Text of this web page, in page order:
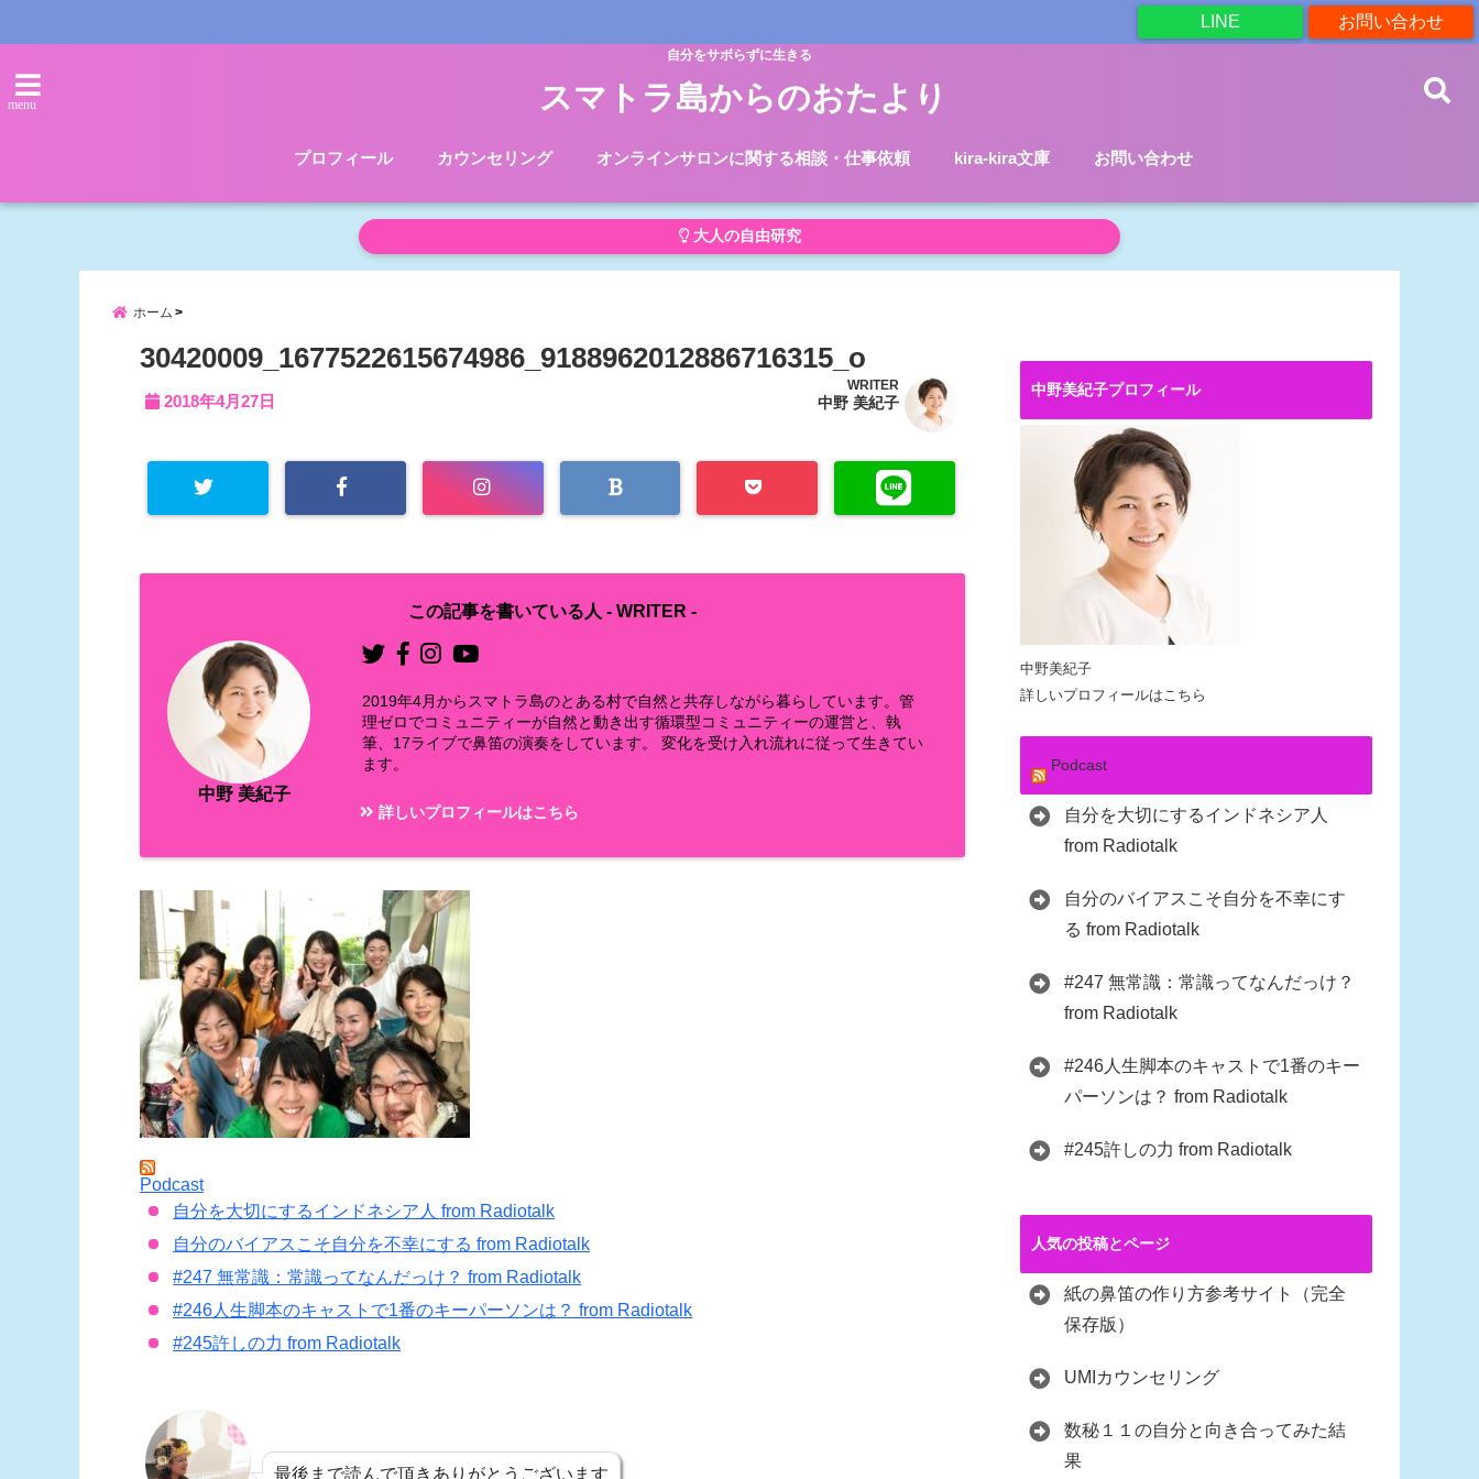
お問い合わせ
LINE
自分をサボらずに生きる
menu スマトラ島からのおたより
プロフィール カウンセリング オンラインサロンに関する相談・仕事依頼 kira-kira文庫 お問い合わせ
大人の自由研究
ホーム
30420009_1677522615674986_9188962012886716315_o
2018年4月27日
WRITER
中野 美紀子
この記事を書いている人 - WRITER -
中野 美紀子
2019年4月からスマトラ島のとある村で自然と共存しながら暮らしています。管
理ゼロでコミュニティーが自然と動き出す循環型コミュニティーの運営と、執
筆、17ライブで鼻笛の演奏をしています。 変化を受け入れ流れに従って生きてい
ます。
詳しいプロフィールはこちら
Podcast
自分を大切にするインドネシア人 from Radiotalk
自分のバイアスこそ自分を不幸にする from Radiotalk
#247 無常識：常識ってなんだっけ？ from Radiotalk
#246人生脚本のキャストで1番のキーパーソンは？ from Radiotalk
#245許しの力 from Radiotalk
最後まで読んで頂きありがとうございます
中野美紀子プロフィール
中野美紀子
詳しいプロフィールはこちら
Podcast
自分を大切にするインドネシア人
from Radiotalk
自分のバイアスこそ自分を不幸にす
る from Radiotalk
#247 無常識：常識ってなんだっけ？
from Radiotalk
#246人生脚本のキャストで1番のキー
パーソンは？ from Radiotalk
#245許しの力 from Radiotalk
人気の投稿とページ
紙の鼻笛の作り方参考サイト（完全
保存版）
UMIカウンセリング
数秘１１の自分と向き合ってみた結
果